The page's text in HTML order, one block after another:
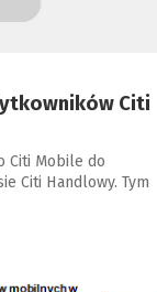
Citi
Citi Mobile do
Citi Handlowy. Tym